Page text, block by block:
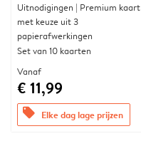
Uitnodigingen | Premium kaart
met keuze uit 3
papierafwerkingen
Set van 10 kaarten
Vanaf
€ 11,99
offers Elke dag lage prijzen